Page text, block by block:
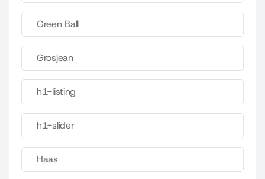
Green Ball
Grosjean
h1-listing
h1-slider
Haas